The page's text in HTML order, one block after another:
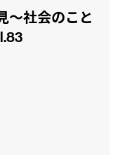
社会のこと